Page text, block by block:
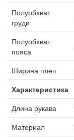
Полуобхват
груди
Полуобхват
пояса
Ширина плеч
Характеристика
Длина рукава
Материал